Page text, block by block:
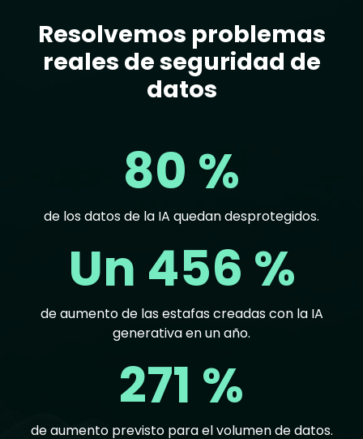
Text
Resolvemos problemas
reales de seguridad de
datos
80 %
de los datos de la IA quedan desprotegidos.
Un 456 %
de aumento de las estafas creadas con la IA
generativa en un año.
271 %
de aumento previsto para el volumen de datos.